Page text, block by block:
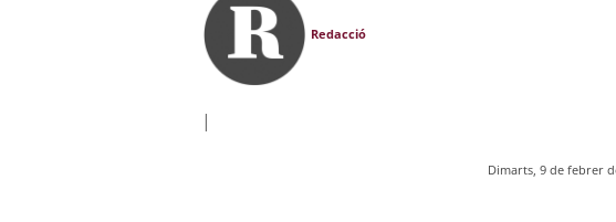
Redacció
|
Dimarts, 9 de febrer